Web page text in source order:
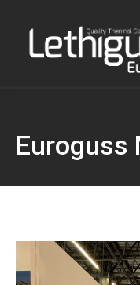
Euroguss